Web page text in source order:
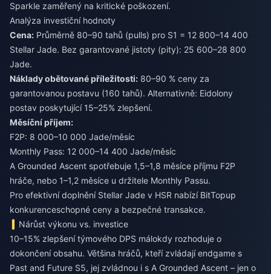
Sparkle zaměřený na kritické poškození.
Analýza investiční hodnoty
Cena: Průměrně 80–90 tahů (pulls) pro S1 = 12 800–14 400
Stellar Jade. Bez garantované jistoty (pity): 25 600–28 800
Jade.
Náklady obětované příležitosti: 80–90 % ceny za
garantovanou postavu (160 tahů). Alternativně: Eidolony
postav poskytující 15–25% zlepšení.
Měsíční příjem:
F2P: 8 000–10 000 Jade/měsíc
Monthly Pass: 12 000–14 400 Jade/měsíc
A Grounded Ascent spotřebuje 1,5–1,8 měsíce příjmu F2P
hráče, nebo 1–1,2 měsíce u držitele Monthly Passu.
Pro efektivnídoplnění Stellar Jade v HSR nabízí BitTopup
konkurenceschopné ceny a bezpečné transakce.
Nárůst výkonu vs. investice
10–15% zlepšení týmového DPS málokdy rozhoduje o
dokončení obsahu. Většina hráčů, kteří zvládají endgame s
Past and Future S5, jej zvládnou i s A Grounded Ascent – jen o